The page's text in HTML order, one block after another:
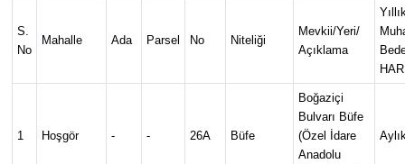
S.
No
Mahalle Ada Parsel No Niteliği
Mevkii/Yeri/
Açıklama
1 Hoşgör - - 26A Büfe
Boğaziçi
Bulvarı Büfe
(Özel İdare
Anadolu